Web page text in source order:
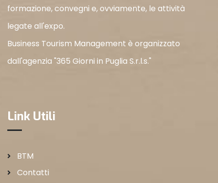
formazione, convegni e, ovviamente, le attività
legate all'expo.
Business Tourism Management è organizzato
dall'agenzia "365 Giorni in Puglia S.r.l.s."
Link Utili
BTM
Contatti